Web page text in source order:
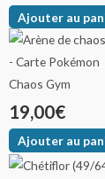
Ajouter au
Chaos Gym
19,00€
Ajouter au